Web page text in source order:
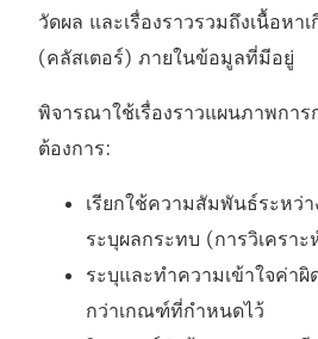
วัดผล และเรื่องราวรวมถึงเนื้อหา
(คลัสเตอร์) ภายในข้อมูลที่มีอยู่
พิจารณาใช้เรื่องราวแผนภาพกา
ต้องการ:
เรียกใช้ความสัมพันธ์ระหว่า
ระบุผลกระทบ (การวิเครา
ระบุและทำความเข้าใจค่า
กว่าเกณฑ์ที่กำหนดไว้